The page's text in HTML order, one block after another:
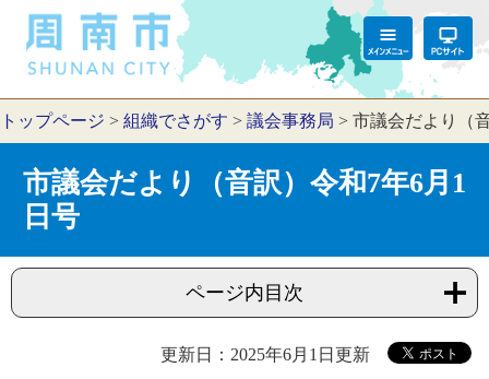
トップページ > 組織でさがす > 議会事務局 > 市議会だより（
市議会だより（音訳）令和7年6月1
日号
ページ内目次
更新日：2025年6月1日更新